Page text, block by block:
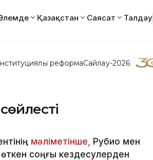
Қазақстан Саясат Талдау
реформаСайлау-2026
мәліметінше, Рубио мен
соңғы кездесулерден